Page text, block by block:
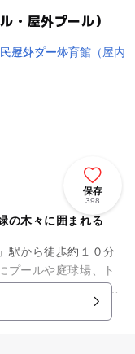
・屋外プール）
保存
398
の木々に囲まれる
駅から徒歩約１０分
プールや庭球場、ト
のプールは屋外と屋